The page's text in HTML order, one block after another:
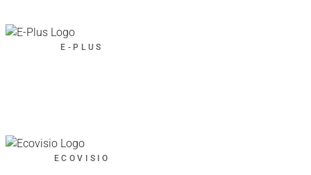
E-PLUS
ECOVISIO